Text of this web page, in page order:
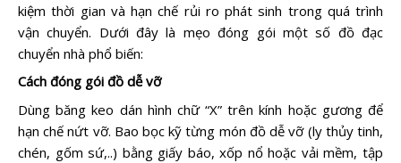
kiệm thời gian và hạn chế rủi ro phát sinh trong quá trình
vận chuyển. Dưới đây là mẹo đóng gói một số đồ đạc
chuyển nhà phổ biến:
Cách đóng gói đồ dễ vỡ
Dùng băng keo dán hình chữ “X” trên kính hoặc gương để
hạn chế nứt vỡ. Bao bọc kỹ từng món đồ dễ vỡ (ly thủy tinh,
chén, gốm sứ,..) bằng giấy báo, xốp nổ hoặc vải mềm, tập